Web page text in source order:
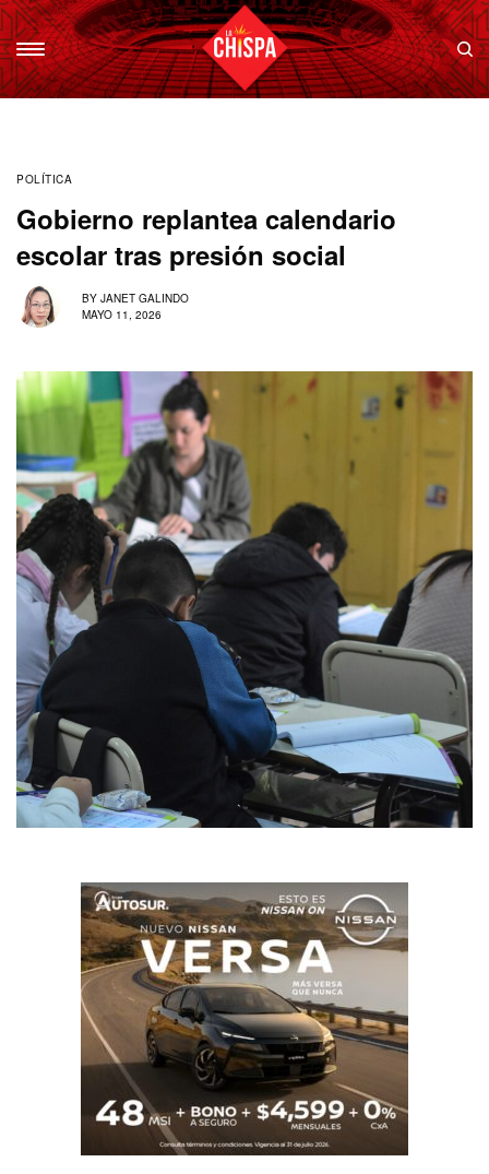
POLÍTICA
Gobierno replantea calendario
escolar tras presión social
BY JANET GALINDO
MAYO 11, 2026